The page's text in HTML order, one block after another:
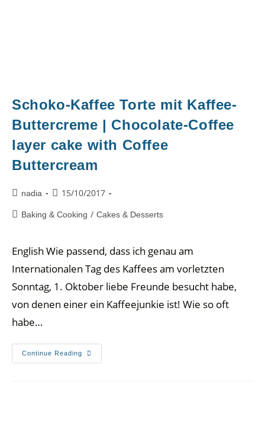
Schoko-Kaffee Torte mit Kaffee-
Buttercreme | Chocolate-Coffee
layer cake with Coffee
Buttercream
nadia 15/10/2017
Baking & Cooking / Cakes & Desserts
English Wie passend, dass ich genau am
Internationalen Tag des Kaffees am vorletzten
Sonntag, 1. Oktober liebe Freunde besucht habe,
von denen einer ein Kaffeejunkie ist! Wie so oft
habe…
Continue Reading